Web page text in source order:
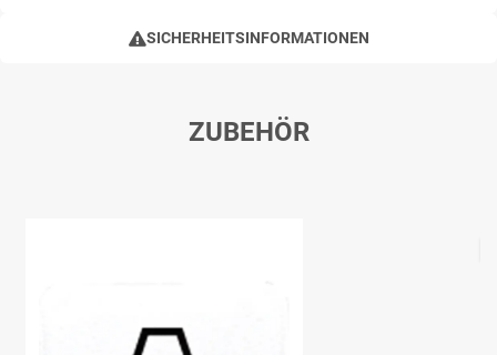
SICHERHEITSINFORMATIONEN
ZUBEHÖR